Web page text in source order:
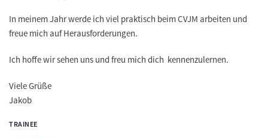
In meinem Jahr werde ich viel praktisch beim CVJM arbeiten und
freue mich auf Herausforderungen.
Ich hoffe wir sehen uns und freu mich dich kennenzulernen.
Viele Grüße
Jakob
TRAINEE